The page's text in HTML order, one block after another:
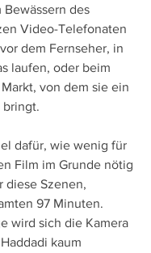
des
Video-Telefonaten
dem Fernseher, in
laufen, oder beim
von dem sie ein
bringt.
dafür, wie wenig für
Film im Grunde nötig
diese Szenen,
97 Minuten.
wird sich die Kamera
kaum